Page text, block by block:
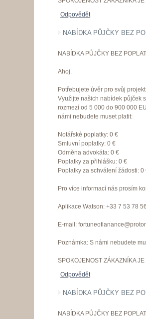
Odpovědět
NABÍDKA PŮJČKY BEZ
NABÍDKA PŮJČKY BEZ
Ahoj.
Potřebujete úvěr pro svůj
Využijte našich nabídek půjček
rozmezí od 5 000 do 900 000
námi nebudete muset platit:
Notářské poplatky: 0 €
Smluvní poplatky: 0 €
Odměna advokáta: 0 €
Poplatky za přihlášku: 0 €
Poplatky za schválení žádosti: 0
Pro více informací nás prosím
Aplikace Watson: +33 7 53 78
E-mail:
Poznámka: S námi nebudete
SPOKOJENOST ZÁKAZNÍKA
Odpovědět
NABÍDKA PŮJČKY BEZ
NABÍDKA PŮJČKY BEZ